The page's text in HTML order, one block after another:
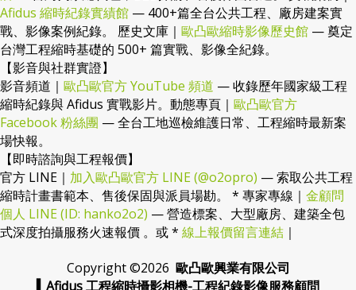
Afidus 縮時紀錄實績館 — 400+篇全台公共工程、廠房建案實
戰、影像案例紀錄。 歷史文庫｜ 歐凸歐縮時影像歷史館 — 奠定
台灣工程縮時基礎的 500+ 篇實戰、影像全紀錄。
【影音與社群實證】
影音頻道｜ 歐凸歐官方 YouTube 頻道 — 收錄歷年國家級工程
縮時紀錄與 Afidus 實戰影片。動態專頁｜ 歐凸歐官方
Facebook 粉絲團 — 全台工地巡檢維護日常、工程縮時最新案
場快報。
【即時諮詢與工程報價】
官方 LINE｜ 加入歐凸歐官方 LINE (@o2opro) — 索取公共工程
縮時計畫書範本、售後保固與派員場勘。 * 專家專線｜ 金顧問
個人 LINE (ID: hanko2o2) — 營造標案、大型廠房、建築全包
式深度拍攝服務火速報價 。或 * 線上報價留言連結 ｜
Copyright ©2026 歐凸歐興業有限公司
▍Afidus 工程縮時攝影相機-工程紀錄影像服務顧問